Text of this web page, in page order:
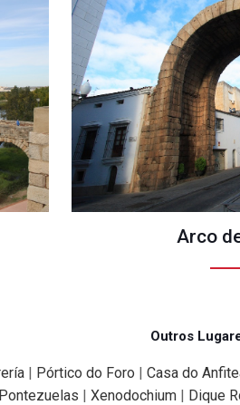
Arco
Outros
| Pórtico do Foro |Casa do
|Xenodochium | Dique